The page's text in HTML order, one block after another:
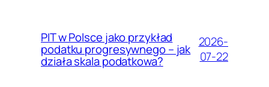
PIT w Polsce jako przykład
podatku progresywnego – jak
działa skala podatkowa?
2026-
07-22